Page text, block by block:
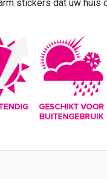
stickers dat uw